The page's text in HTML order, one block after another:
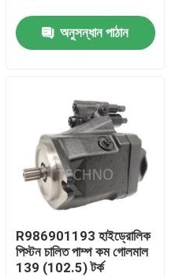
অনুসন্ধান পাঠান
R986901193 হাইড্রোলিক
পিস্টন চালিত পাম্প কম গোলমাল
139 (102.5) টর্ক